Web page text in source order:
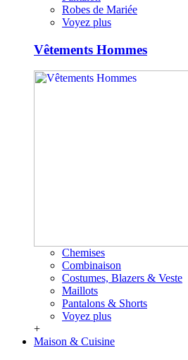
Robes de Mariée
Voyez plus
Vêtements Hommes
Chemises
Combinaison
Costumes, Blazers & Veste
Maillots
Pantalons & Shorts
Voyez plus
+
Maison & Cuisine